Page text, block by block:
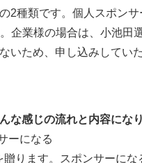
2種類です。個人スポン
企業様の場合は、小池田
いため、申し込みしてい
な感じの流れと内容にな
ーになる
ります。スポンサーにな